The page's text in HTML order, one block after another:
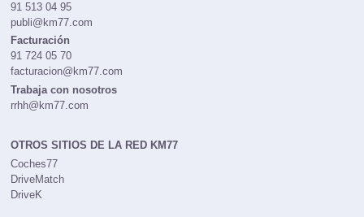
91 513 04 95
publi@km77.com
Facturación
91 724 05 70
facturacion@km77.com
Trabaja con nosotros
rrhh@km77.com
OTROS SITIOS DE LA RED KM77
Coches77
DriveMatch
DriveK